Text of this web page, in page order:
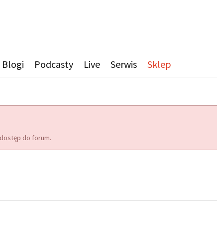
Blogi Podcasty Live Serwis Sklep
do forum.